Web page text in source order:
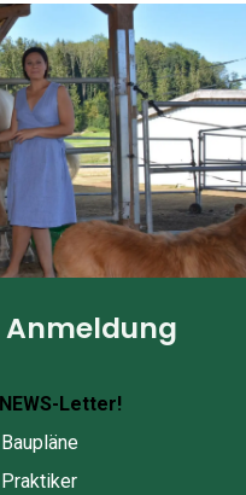
Anmeldung
Letter!